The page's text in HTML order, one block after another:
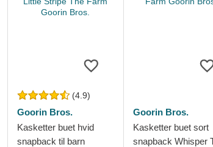
(4.9)
Goorin Bros.
Kasketter buet hvid
snapback til barn
Goorin Bros.
Kasketter buet sort
snapback Whisper